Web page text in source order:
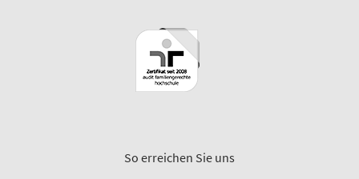
So erreichen Sie uns